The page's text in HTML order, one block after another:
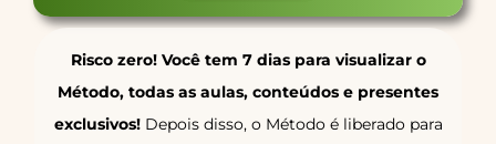
Risco zero! Você tem 7 dias para visualizar o
Método, todas as aulas, conteúdos e presentes
exclusivos!Depois disso, o Método é liberado para